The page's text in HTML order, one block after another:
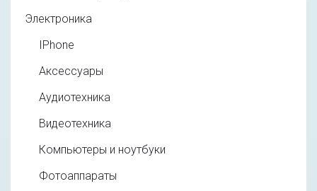
Электроника
IPhone
Аксессуары
Аудиотехника
Видеотехника
Компьютеры и ноутбуки
Фотоаппараты